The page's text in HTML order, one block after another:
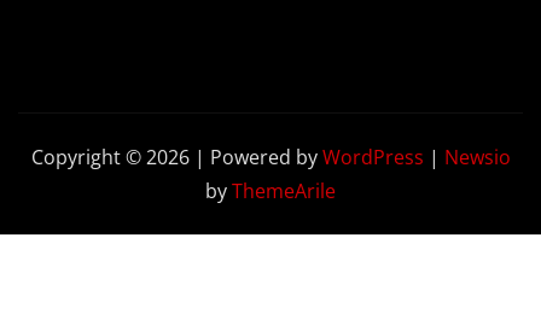
Copyright © 2026 | Powered byWordPress | Newsio
byThemeArile